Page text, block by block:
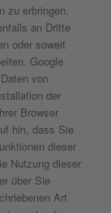
zu erbringen.
an Dritte
oder soweit
Google
von
der
Browser
hin, dass Sie
dieser
Nutzung dieser
über Sie
Art